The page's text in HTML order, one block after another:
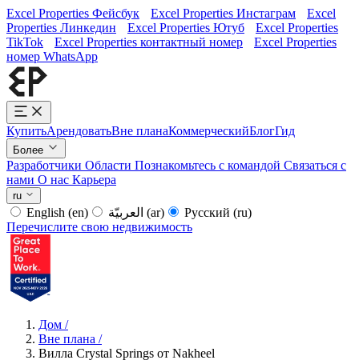
Excel Properties Фейсбук Excel Properties Инстаграм
Excel
Properties Линкедин
Excel Properties Ютуб
Excel Properties
TikTok
Excel Properties контактный номер
Excel Properties
номер WhatsApp
КупитьАрендоватьВне планаКоммерческийБлогГид
Более
Разработчики Области Познакомьтесь с командой Связаться с
нами О нас Карьера
ru
English (en) (ar) Русский (ru)
Перечислите свою недвижимость
Дом /
Вне плана /
Вилла Crystal Springs от Nakheel